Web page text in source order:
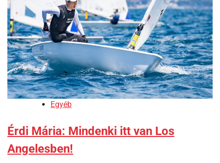
Egyéb
Érdi Mária: Mindenki itt van Los
Angelesben!